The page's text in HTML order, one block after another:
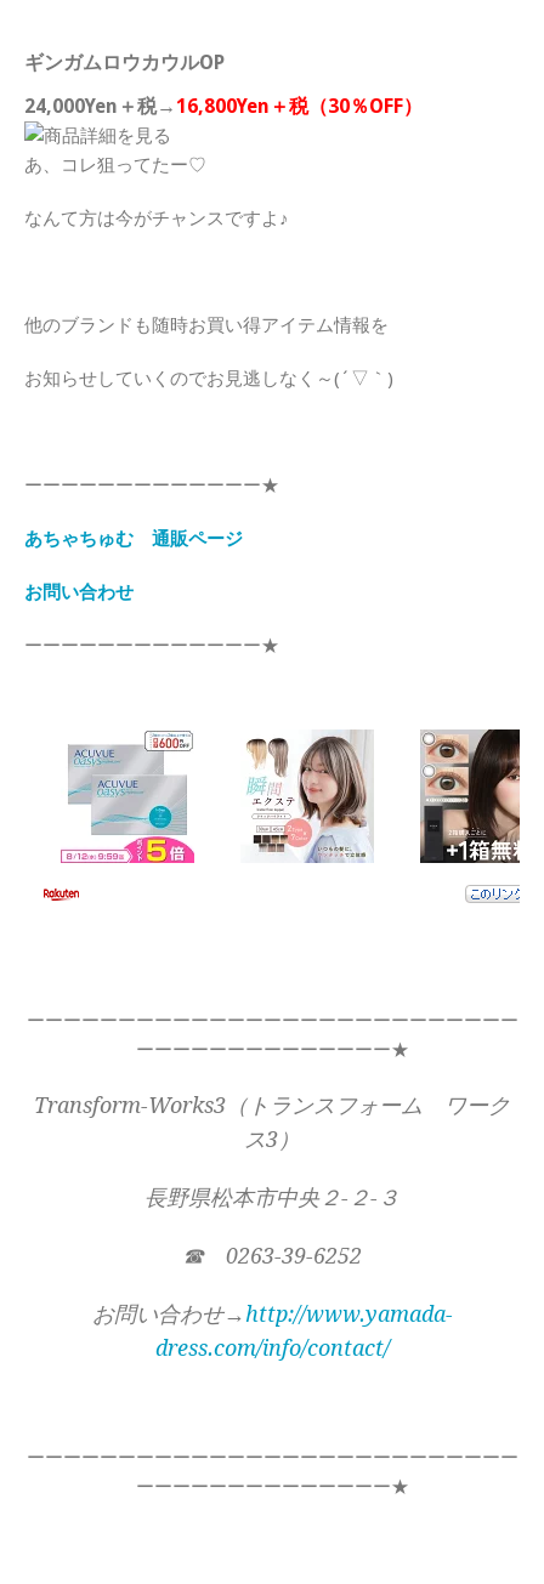
ギンガムロウカウルOP
24,000Yen＋税→ 16,800Yen＋税（30％OFF）
あ、コレ狙ってたー♡
なんて方は今がチャンスですよ♪
他のブランドも随時お買い得アイテム情報を
お知らせしていくのでお見逃しなく～(´▽｀)
ーーーーーーーーーーーーー★
あちゃちゅむ 通販ページ
お問い合わせ
ーーーーーーーーーーーーー★
ーーーーーーーーーーーーーーーーーーーーーーーーーーー
ーーーーーーーーーーーーーー★
Transform-Works3（トランスフォーム ワーク
ス3）
長野県松本市中央２-２-３
☎ 0263-39-6252
お問い合わせ→http://www.yamada-
dress.com/info/contact/
ーーーーーーーーーーーーーーーーーーーーーーーーーーー
ーーーーーーーーーーーーーー★